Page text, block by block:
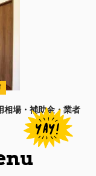
相場・補助金・業者